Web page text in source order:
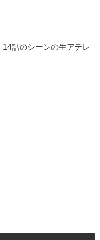
話のシーンの生アテレ